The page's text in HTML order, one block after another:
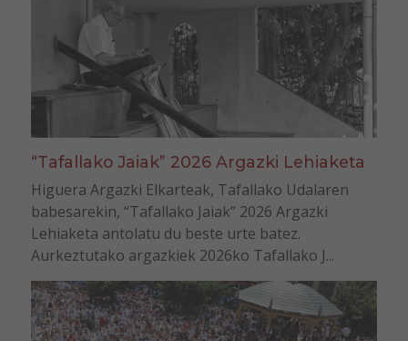
“Tafallako Jaiak” 2026 Argazki Lehiaketa
Higuera Argazki Elkarteak, Tafallako Udalaren
babesarekin, “Tafallako Jaiak” 2026 Argazki
Lehiaketa antolatu du beste urte batez.
Aurkeztutako argazkiek 2026ko Tafallako J...